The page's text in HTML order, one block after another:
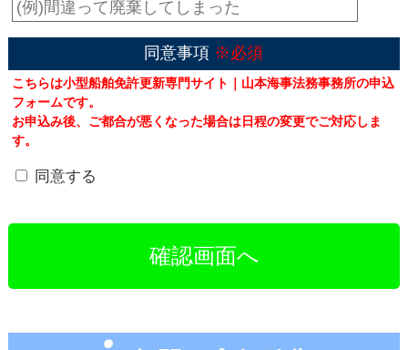
同意事項 ※必須
こちらは小型船舶免許更新専門サイト｜山本海事法務事務所の申込
フォームです。
お申込み後、ご都合が悪くなった場合は日程の変更でご対応しま
す。
同意する